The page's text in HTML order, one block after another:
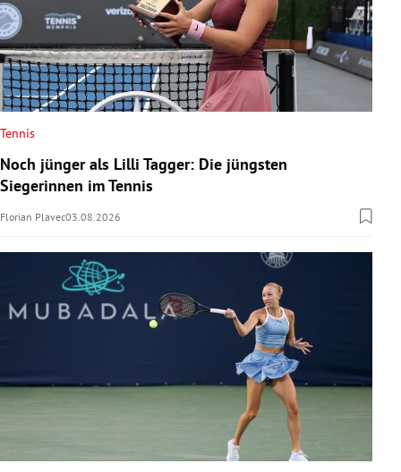
Tennis
Noch jünger als Lilli Tagger: Die jüngsten
Siegerinnen im Tennis
Florian Plavec03.08.2026